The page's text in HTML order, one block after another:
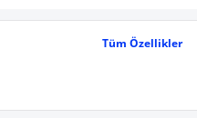
Tüm Özellikler